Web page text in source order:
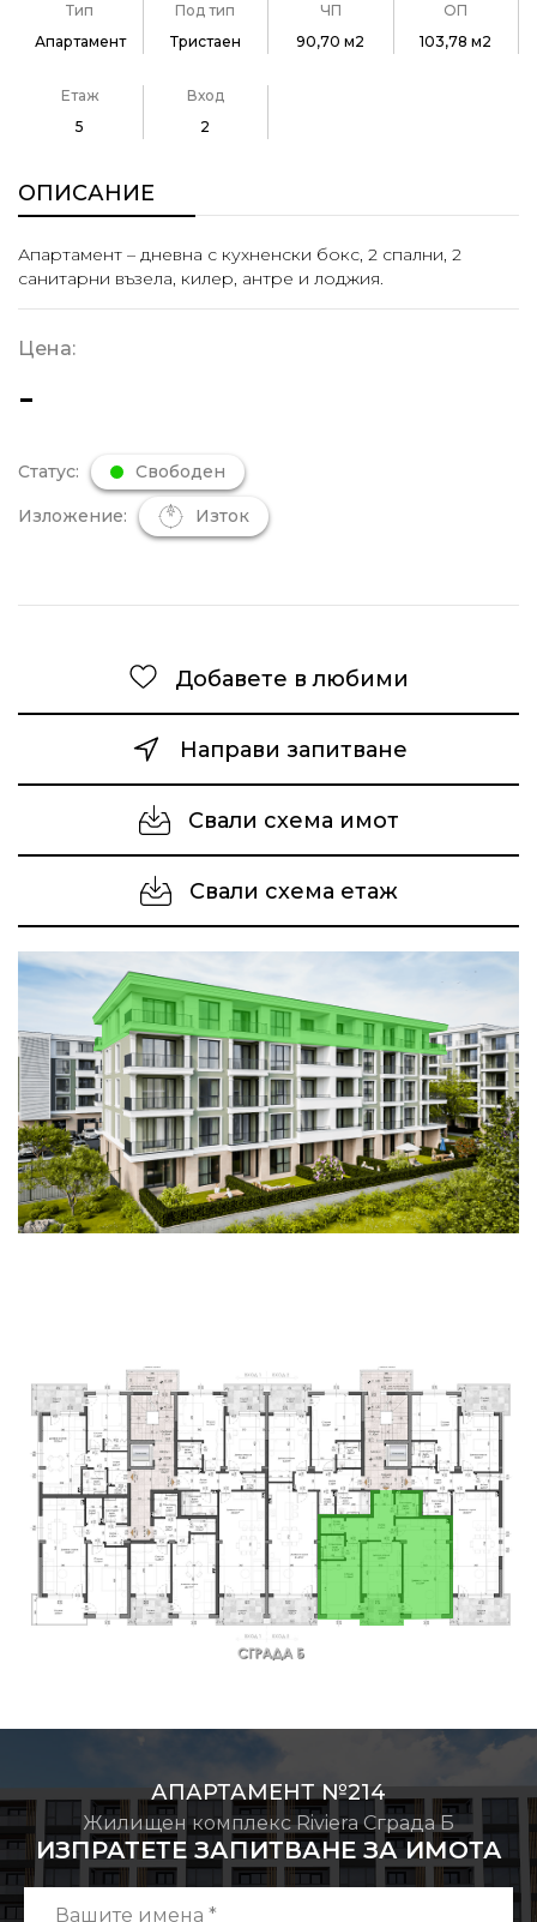
Тип
Апартамент
Под тип
Тристаен
ЧП
90,70 м2
ОП
103,78 м2
Етаж
5
Вход
2
ОПИСАНИЕ
Апартамент – дневна с кухненски бокс, 2 спални, 2
санитарни възела, килер, антре и лоджия.
Цена:
-
Статус: Свободен
Изложение: Изток
Добавете в любими
Направи запитване
Свали схема имот
Свали схема етаж
АПАРТАМЕНТ №214
Жилищен комплекс Riviera Сграда Б
ИЗПРАТЕТЕ ЗАПИТВАНЕ ЗА ИМОТА